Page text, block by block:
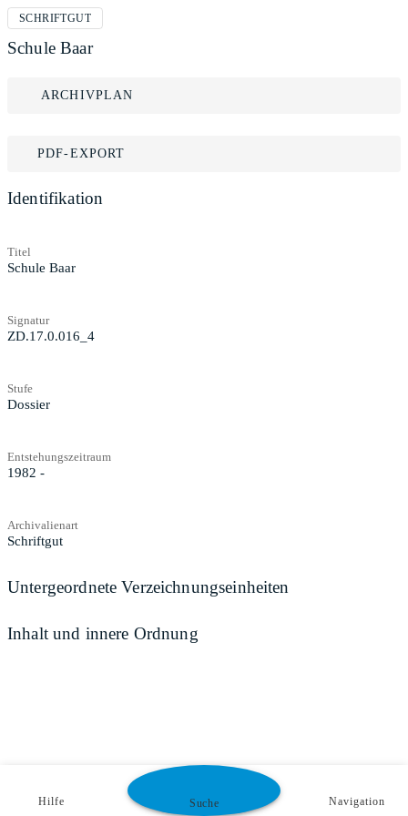
SCHRIFTGUT
Schule Baar
ARCHIVPLAN
PDF-EXPORT
Identifikation
Titel
Schule Baar
Signatur
ZD.17.0.016_4
Stufe
Dossier
Entstehungszeitraum
1982 -
Archivalienart
Schriftgut
Untergeordnete Verzeichnungseinheiten
Inhalt und innere Ordnung
Hilfe Suche Navigation